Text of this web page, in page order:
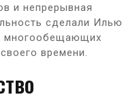
и непрерывная
сделали Илью
многообещающих
времени.